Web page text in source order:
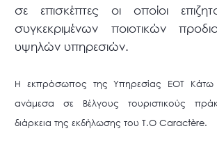
σε επισκέπτες οι οποίοι
συγκεκριμένων ποιοτικών
υψηλών υπηρεσιών.
Η εκπρόσωπος της Υπηρεσίας ΕΟΤ
ανάμεσα σε Βέλγους τουριστικούς
διάρκεια της εκδήλωσης του T.O Caractère.